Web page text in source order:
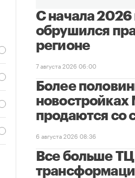
С начала
обрушился
регионе
7 августа 2026 06:00
Более
продаются со
6 августа 2026 08:36
Все больше